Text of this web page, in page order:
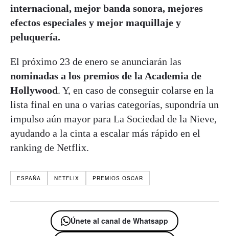
internacional, mejor banda sonora, mejores
efectos especiales y mejor maquillaje y
peluquería.
El próximo 23 de enero se anunciarán las
nominadas a los premios de la Academia de
Hollywood. Y, en caso de conseguir colarse en la
lista final en una o varias categorías, supondría un
impulso aún mayor para La Sociedad de la Nieve,
ayudando a la cinta a escalar más rápido en el
ranking de Netflix.
ESPAÑA NETFLIX PREMIOS OSCAR
Únete al canal de Whatsapp